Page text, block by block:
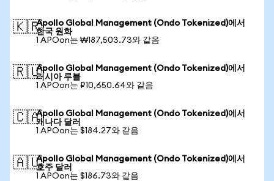
🇰🇷Apollo Global Management (Ondo Tokenized)에서
한국 원화
1 APOon는 ₩187,503.73와 같음
🇷🇺Apollo Global Management (Ondo Tokenized)에서
러시아 루블
1 APOon는 ₽10,650.64와 같음
🇨🇦Apollo Global Management (Ondo Tokenized)에서
캐나다 달러
1 APOon는 $184.27와 같음
🇦🇺Apollo Global Management (Ondo Tokenized)에서
호주 달러
1 APOon는 $186.73와 같음